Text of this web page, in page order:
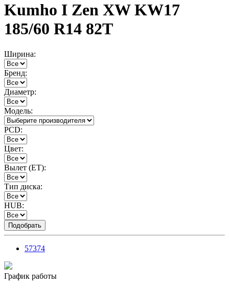
Kumho I Zen XW KW17
185/60 R14 82T
Ширина:
Бренд:
Диаметр:
Модель:
PCD:
Цвет:
Вылет (ET):
Тип диска:
HUB:
57374
График работы